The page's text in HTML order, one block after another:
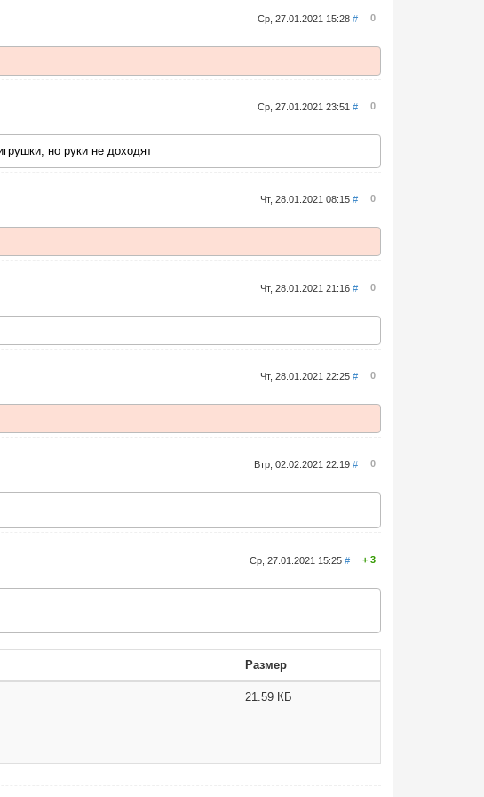
Ср, 27.01.2021 15:28# 0
Ср, 27.01.2021 23:51# 0
но руки не доходят
Чт, 28.01.2021 08:15# 0
Чт, 28.01.2021 21:16# 0
Чт, 28.01.2021 22:25# 0
Втр, 02.02.2021 22:19# 0
Ср, 27.01.2021 15:25# 3
Размер
21.59 КБ